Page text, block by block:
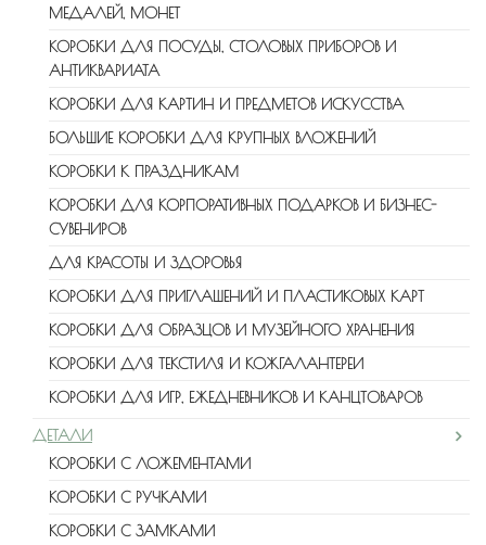
МЕДАЛЕЙ, МОНЕТ
КОРОБКИ ДЛЯ ПОСУДЫ, СТОЛОВЫХ ПРИБОРОВ И
АНТИКВАРИАТА
КОРОБКИ ДЛЯ КАРТИН И ПРЕДМЕТОВ ИСКУССТВА
БОЛЬШИЕ КОРОБКИ ДЛЯ КРУПНЫХ ВЛОЖЕНИЙ
КОРОБКИ К ПРАЗДНИКАМ
КОРОБКИ ДЛЯ КОРПОРАТИВНЫХ ПОДАРКОВ И БИЗНЕС-
СУВЕНИРОВ
ДЛЯ КРАСОТЫ И ЗДОРОВЬЯ
КОРОБКИ ДЛЯ ПРИГЛАШЕНИЙ И ПЛАСТИКОВЫХ КАРТ
КОРОБКИ ДЛЯ ОБРАЗЦОВ И МУЗЕЙНОГО ХРАНЕНИЯ
КОРОБКИ ДЛЯ ТЕКСТИЛЯ И КОЖГАЛАНТЕРЕИ
КОРОБКИ ДЛЯ ИГР, ЕЖЕДНЕВНИКОВ И КАНЦТОВАРОВ
ДЕТАЛИ
КОРОБКИ С ЛОЖЕМЕНТАМИ
КОРОБКИ С РУЧКАМИ
КОРОБКИ С ЗАМКАМИ